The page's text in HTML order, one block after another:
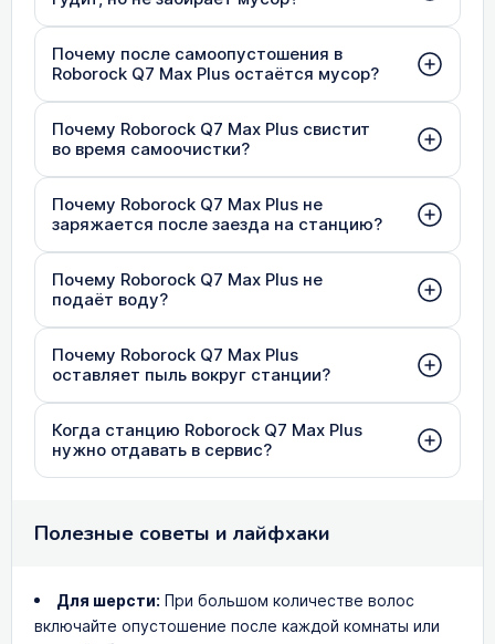
Почему после самоопустошения в
Roborock Q7 Max Plus остаётся мусор?
Почему Roborock Q7 Max Plus свистит
во время самоочистки?
Почему Roborock Q7 Max Plus не
заряжается после заезда на станцию?
Почему Roborock Q7 Max Plus не
подаёт воду?
Почему Roborock Q7 Max Plus
оставляет пыль вокруг станции?
Когда станцию Roborock Q7 Max Plus
нужно отдавать в сервис?
Полезные советы и лайфхаки
Для шерсти: При большом количестве волос
включайте опустошение после каждой комнаты или